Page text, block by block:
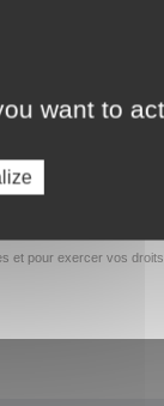
et pour exercer vos
want to